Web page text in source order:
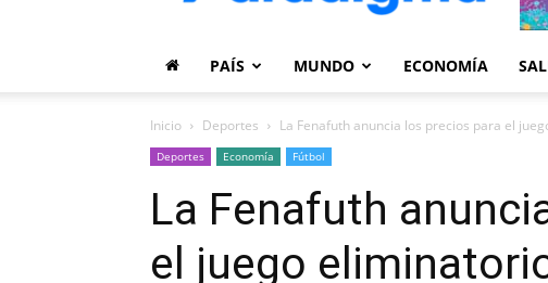
PAÍS MUNDO ECONOMÍA
Inicio Deportes La Fenafuth anuncia los precios para el
Deportes Economía Fútbol
La Fenafuth
el juego